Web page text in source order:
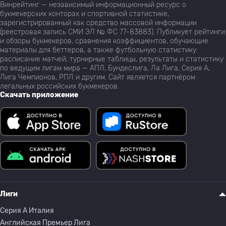
Винрейтинг — независимый информационный ресурс о
букмекерских конторах и спортивной статистике,
зарегистрированный как средство массовой информации
(реестровая запись СМИ ЭЛ № ФС 77-83883). Публикует рейтинги
и обзоры букмекеров, сравнения коэффициентов, обучающие
материалы для беттеров, а также футбольную статистику:
расписание матчей, турнирные таблицы, результаты и статистику
по ведущим лигам мира — АПЛ, Бундеслига, Ла Лига, Серия А,
Лига Чемпионов, РПЛ и другим. Сайт является партнёром
легальных российских букмекеров.
Скачать приложение
Лиги
Серия A Италия
Английская Премьер Лига